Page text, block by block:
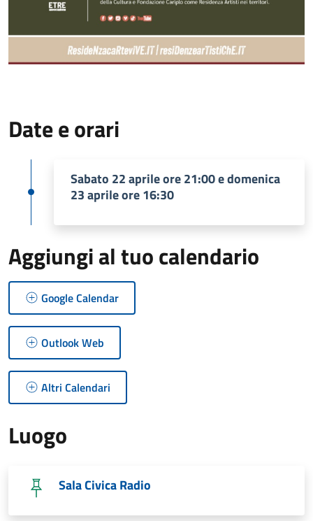
Date e orari
Sabato 22 aprile ore 21:00 e domenica
23 aprile ore 16:30
Aggiungi al tuo calendario
Google Calendar
Outlook Web
Altri Calendari
Luogo
Sala Civica Radio